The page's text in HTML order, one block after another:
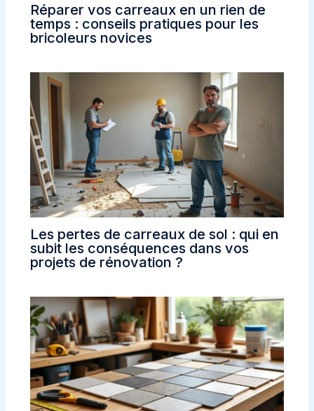
Réparer vos carreaux en un rien de
temps : conseils pratiques pour les
bricoleurs novices
Les pertes de carreaux de sol : qui en
subit les conséquences dans vos
projets de rénovation ?